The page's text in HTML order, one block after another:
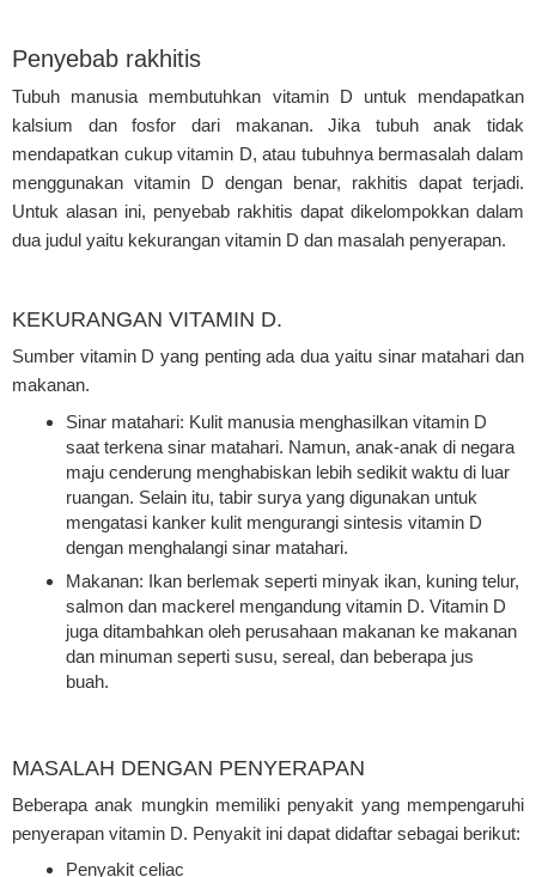
Penyebab rakhitis
Tubuh manusia membutuhkan vitamin D untuk mendapatkan
kalsium dan fosfor dari makanan. Jika tubuh anak tidak
mendapatkan cukup vitamin D, atau tubuhnya bermasalah dalam
menggunakan vitamin D dengan benar, rakhitis dapat terjadi.
Untuk alasan ini, penyebab rakhitis dapat dikelompokkan dalam
dua judul yaitu kekurangan vitamin D dan masalah penyerapan.
KEKURANGAN VITAMIN D.
Sumber vitamin D yang penting ada dua yaitu sinar matahari dan
makanan.
Sinar matahari: Kulit manusia menghasilkan vitamin D
saat terkena sinar matahari. Namun, anak-anak di negara
maju cenderung menghabiskan lebih sedikit waktu di luar
ruangan. Selain itu, tabir surya yang digunakan untuk
mengatasi kanker kulit mengurangi sintesis vitamin D
dengan menghalangi sinar matahari.
Makanan: Ikan berlemak seperti minyak ikan, kuning telur,
salmon dan mackerel mengandung vitamin D. Vitamin D
juga ditambahkan oleh perusahaan makanan ke makanan
dan minuman seperti susu, sereal, dan beberapa jus
buah.
MASALAH DENGAN PENYERAPAN
Beberapa anak mungkin memiliki penyakit yang mempengaruhi
penyerapan vitamin D. Penyakit ini dapat didaftar sebagai berikut:
Penyakit celiac